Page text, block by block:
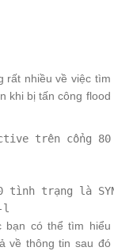
rất nhiều về việc tìm
khi bị tấn công flood
trên cổng 80
tình trạng là
l
bạn có thể tìm hiểu
về thông tin sau đó